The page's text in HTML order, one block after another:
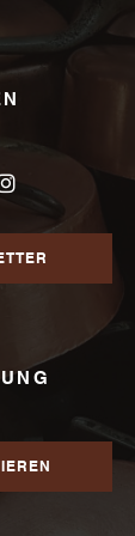
ein
((öffnet
Instagram